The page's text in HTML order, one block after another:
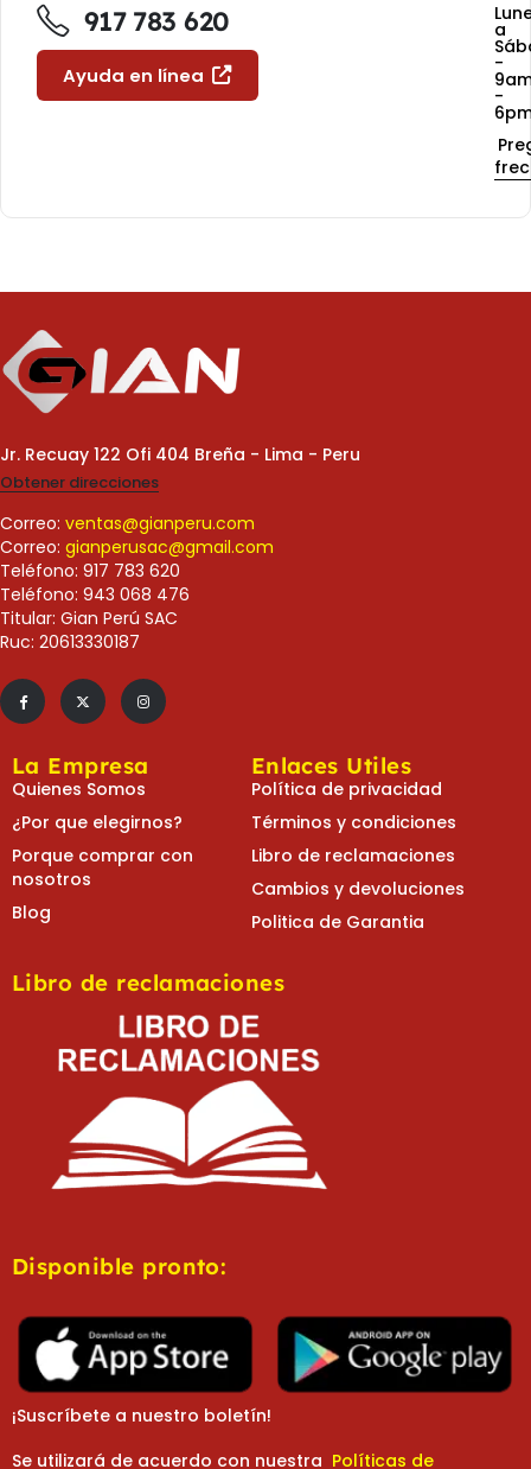
917 783 620
Ayuda en línea
a
-
-
Jr. Recuay 122 Ofi 404 Breña - Lima - Peru
Obtener direcciones
Correo: ventas@gianperu.com
Correo: gianperusac@gmail.com
Teléfono: 917 783 620
Teléfono: 943 068 476
Titular: Gian Perú SAC
Ruc: 20613330187
La Empresa
Quienes Somos
¿Por que elegirnos?
Porque comprar con
nosotros
Blog
Enlaces Utiles
Política de privacidad
Términos y condiciones
Libro de reclamaciones
Cambios y devoluciones
Politica de Garantia
Libro de reclamaciones
Disponible pronto:
¡Suscríbete a nuestro boletín!
Se utilizará de acuerdo con nuestra Políticas de